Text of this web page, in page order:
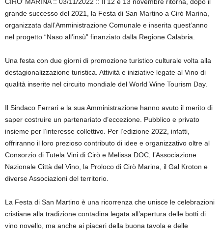
grande successo del 2021, la Festa di San Martino a Cirò Marina,
organizzata dall’Amministrazione Comunale e inserita quest’anno
nel progetto “Naso all’insù” finanziato dalla Regione Calabria.
Una festa con due giorni di promozione turistico culturale volta alla
destagionalizzazione turistica. Attività e iniziative legate al Vino di
qualità inserite nel circuito mondiale del World Wine Tourism Day.
Il Sindaco Ferrari e la sua Amministrazione hanno avuto il merito di
saper costruire un partenariato d’eccezione. Pubblico e privato
insieme per l’interesse collettivo. Per l’edizione 2022, infatti,
offriranno il loro prezioso contributo di idee e organizzativo oltre al
Consorzio di Tutela Vini di Cirò e Melissa DOC, l’Associazione
Nazionale Città del Vino, la Proloco di Cirò Marina, il Gal Kroton e
diverse Associazioni del territorio.
La Festa di San Martino è una ricorrenza che unisce le celebrazioni
cristiane alla tradizione contadina legata all’apertura delle botti di
vino novello, ma anche ai piaceri della buona tavola e delle